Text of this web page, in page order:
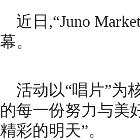
近日,“Juno
幕。
活动以“唱片”为
的每一份努力与美
精彩的明天”。